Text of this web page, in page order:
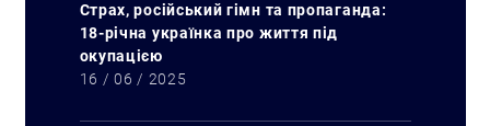
Страх, російський гімн та пропаганда:
18-річна українка про життя під
окупацією
16 / 06 / 2025